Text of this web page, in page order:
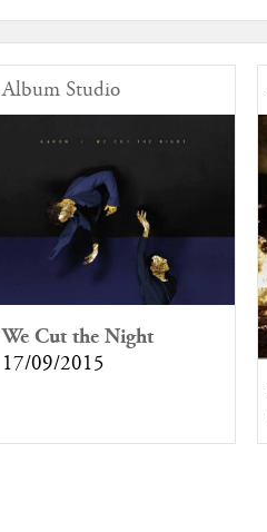
Album Studio
We Cut the Night
17/09/2015